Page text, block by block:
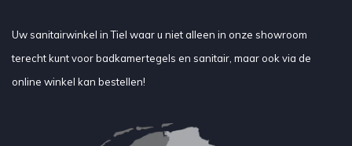
Uw sanitairwinkel in Tiel waar u niet alleen in onze showroom
terecht kunt voor badkamertegels en sanitair, maar ook via de
online winkel kan bestellen!